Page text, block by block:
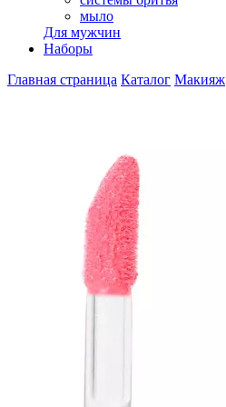
мыло
Для мужчин
Наборы
Главная страница Каталог Макияж